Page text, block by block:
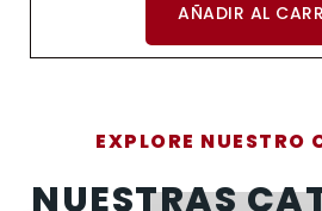
AÑADIR AL
EXPLORE NUESTRO
NUESTRAS